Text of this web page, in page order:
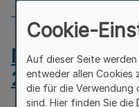
MB.NRW
24.07.2026
Cookie-
Auf dieser Seite
entweder allen Cookies
die für die Verwendung
sind. Hier finden Sie die